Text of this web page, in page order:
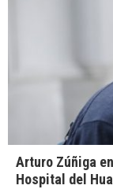
Arturo Zúñiga
Hospital del